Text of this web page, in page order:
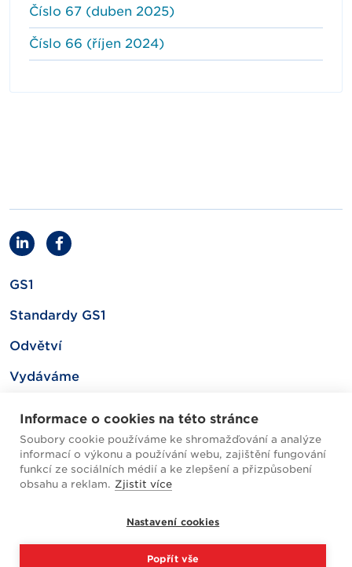
Číslo 67 (duben 2025)
Číslo 66 (říjen 2024)
GS1
Standardy GS1
Odvětví
Vydáváme
Mapa webu
Informace o cookies na této stránce
Soubory cookie používáme ke shromažďování a analýze
informací o výkonu a používání webu, zajištění fungování
funkcí ze sociálních médií a ke zlepšení a přizpůsobení
obsahu a reklam. Zjistit více
Nastavení cookies
Popřít vše